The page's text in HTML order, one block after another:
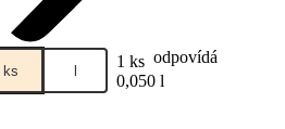
ks l 1 ks odpovídá
0,050 l